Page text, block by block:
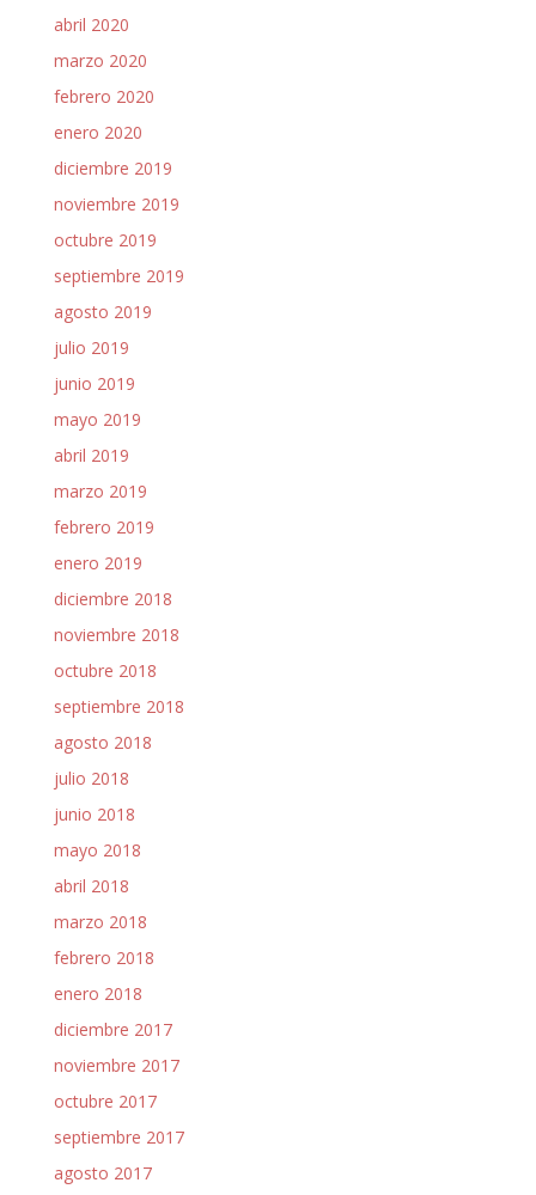
abril 2020
marzo 2020
febrero 2020
enero 2020
diciembre 2019
noviembre 2019
octubre 2019
septiembre 2019
agosto 2019
julio 2019
junio 2019
mayo 2019
abril 2019
marzo 2019
febrero 2019
enero 2019
diciembre 2018
noviembre 2018
octubre 2018
septiembre 2018
agosto 2018
julio 2018
junio 2018
mayo 2018
abril 2018
marzo 2018
febrero 2018
enero 2018
diciembre 2017
noviembre 2017
octubre 2017
septiembre 2017
agosto 2017